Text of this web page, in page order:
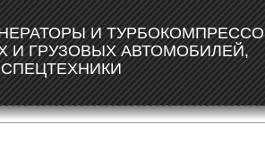
И
И ГРУЗОВЫХ АВТОМОБИЛЕЙ,